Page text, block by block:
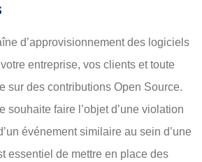
d’approvisionnement des logiciels
entreprise, vos clients et toute
sur des contributions Open Source.
souhaite faire l’objet d’une violation
événement similaire au sein d’une
essentiel de mettre en place des